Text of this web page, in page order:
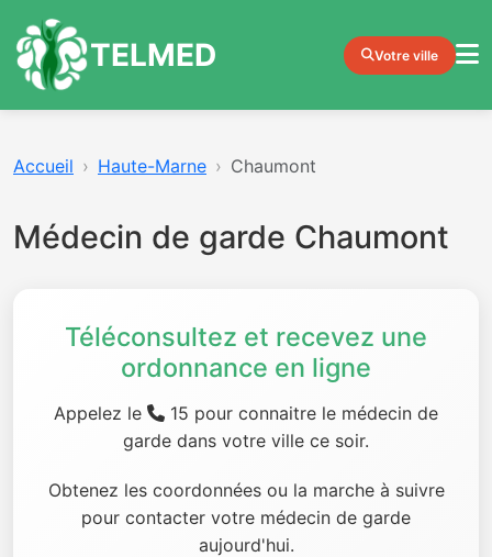
TELMED Votre ville
Accueil Haute-Marne Chaumont
Médecin de garde Chaumont
Téléconsultez et recevez une
ordonnance en ligne
Appelez le
15 pour connaitre le médecin de
garde dans votre ville ce soir.
Obtenez les coordonnées ou la marche à suivre
pour contacter votre médecin de garde
aujourd'hui.